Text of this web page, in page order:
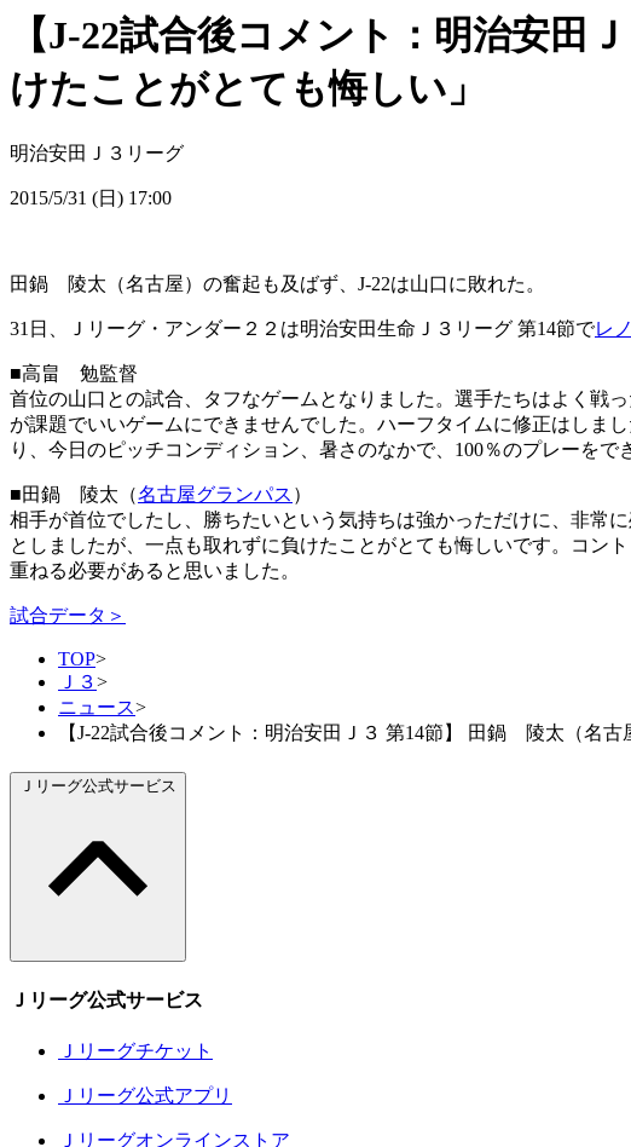
【J-22試合後コメント：明治安
けたことがとても悔しい」
明治安田Ｊ３リーグ
2015/5/31 (日) 17:00
田鍋 陵太（名古屋）の奮起も及ばず、J-22は山口に敗れた。
31日、Ｊリーグ・アンダー２２は明治安田生命Ｊ３リーグ 第14節でレ
■高畠 勉監督
首位の山口との試合、タフなゲームとなりました。選手たちはよく戦
が課題でいいゲームにできませんでした。ハーフタイムに修正はしま
り、今日のピッチコンディション、暑さのなかで、100％のプレーを
■田鍋 陵太（名古屋グランパス ）
相手が首位でしたし、勝ちたいという気持ちは強かっただけに、非常
としましたが、一点も取れずに負けたことがとても悔しいです。コン
重ねる必要があると思いました。
試合データ＞
TOP>
Ｊ３>
ニュース>
【J-22試合後コメント：明治安田Ｊ３ 第14節】 田鍋 陵太（名
Ｊリーグ公式サービス
Ｊリーグ公式サービス
Ｊリーグチケット
Ｊリーグ公式アプリ
Ｊリーグオンラインストア